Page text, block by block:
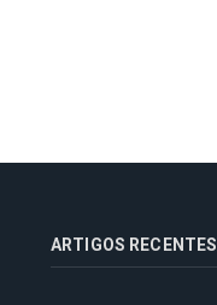
ARTIGOS RECENTES